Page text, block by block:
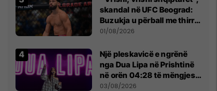
skandal në UFC Beograd:
Buzukja u përball me thirrje
anti-shqiptare nga
01/08/2026
Një pleskavicë e ngrënë
nga Dua Lipa në Prishtinë
në orën 04:28 të mëngjesit
- dhe bota digjitale serbe
03/08/2026